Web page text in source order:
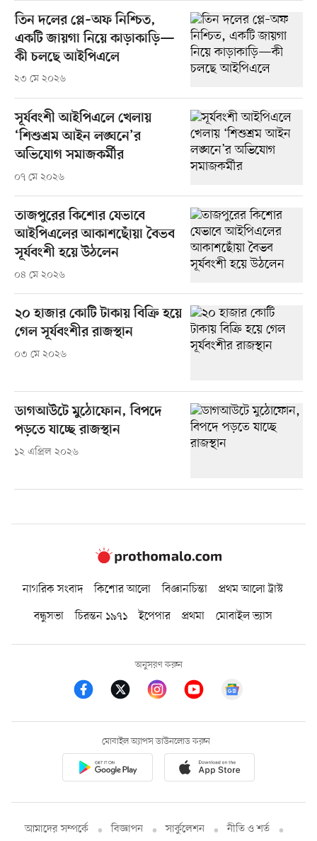
তিন দলের প্লে–অফ নিশ্চিত,
একটি জায়গা নিয়ে কাড়াকাড়ি—
কী চলছে আইপিএলে
২৩ মে ২০২৬
সূর্যবংশী আইপিএলে খেলায়
‘শিশুশ্রম আইন লঙ্ঘনে’র
অভিযোগ সমাজকর্মীর
০৭ মে ২০২৬
তাজপুরের কিশোর যেভাবে
আইপিএলের আকাশছোঁয়া বৈভব
সূর্যবংশী হয়ে উঠলেন
০৪ মে ২০২৬
২০ হাজার কোটি টাকায় বিক্রি হয়ে
গেল সূর্যবংশীর রাজস্থান
০৩ মে ২০২৬
ডাগআউটে মুঠোফোন, বিপদে
পড়তে যাচ্ছে রাজস্থান
১২ এপ্রিল ২০২৬
নাগরিক সংবাদ কিশোর আলো বিজ্ঞানচিন্তা
প্রথম আলো ট্রাস্ট
বন্ধুসভা
চিরন্তন ১৯৭১ ইপেপার প্রথমা মোবাইল ভ্যাস
অনুসরণ করুন
মোবাইল অ্যাপস ডাউনলোড করুন
আমাদের সম্পর্কে বিজ্ঞাপন সার্কুলেশন নীতি ও শর্ত